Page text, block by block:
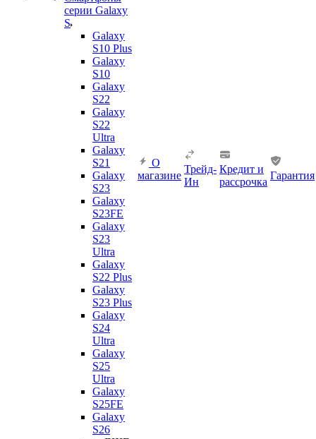
серии Galaxy
S
Galaxy
S10 Plus
Galaxy
S10
Galaxy
S22
Galaxy
S22
Ultra
Galaxy
S21
Galaxy
S23
Galaxy
S23FE
Galaxy
S23
Ultra
Galaxy
S22 Plus
Galaxy
S23 Plus
Galaxy
S24
Ultra
Galaxy
S25
Ultra
Galaxy
S25FE
Galaxy
S26
О
магазине
Трейд-
Ин
Кредит и
рассрочка
Гарантия